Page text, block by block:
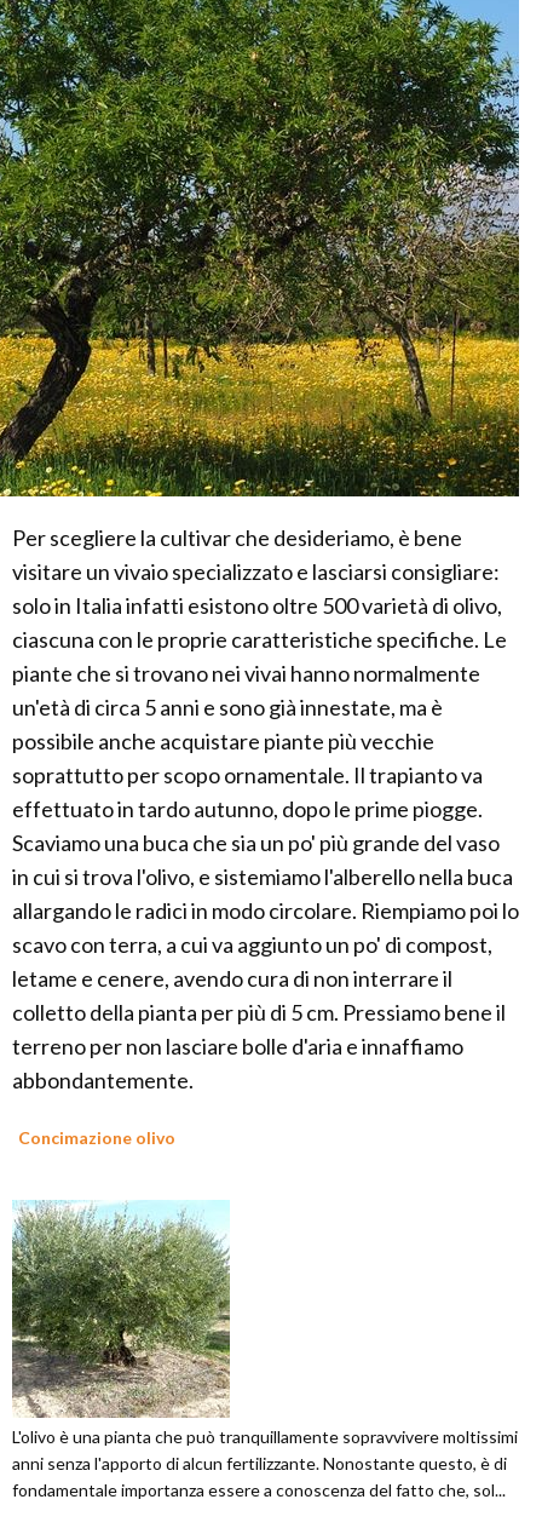
Per scegliere la cultivar che desideriamo, è bene
visitare un vivaio specializzato e lasciarsi consigliare:
solo in Italia infatti esistono oltre 500 varietà di olivo,
ciascuna con le proprie caratteristiche specifiche. Le
piante che si trovano nei vivai hanno normalmente
un'età di circa 5 anni e sono già innestate, ma è
possibile anche acquistare piante più vecchie
soprattutto per scopo ornamentale. Il trapianto va
effettuato in tardo autunno, dopo le prime piogge.
Scaviamo una buca che sia un po' più grande del vaso
in cui si trova l'olivo, e sistemiamo l'alberello nella buca
allargando le radici in modo circolare. Riempiamo poi lo
scavo con terra, a cui va aggiunto un po' di compost,
letame e cenere, avendo cura di non interrare il
colletto della pianta per più di 5 cm. Pressiamo bene il
terreno per non lasciare bolle d'aria e innaffiamo
abbondantemente.
Concimazione olivo
L'olivo è una pianta che può tranquillamente sopravvivere moltissimi
anni senza l'apporto di alcun fertilizzante. Nonostante questo, è di
fondamentale importanza essere a conoscenza del fatto che, sol...